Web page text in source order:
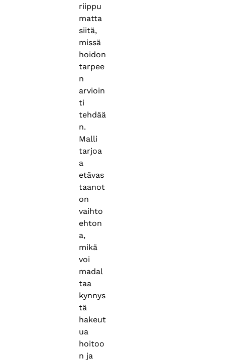
riippu
matta
siitä,
missä
hoidon
tarpee
n
arvioin
ti
tehdää
n.
Malli
tarjoa
a
etävas
taanot
on
vaihto
ehton
a,
mikä
voi
madal
taa
kynnys
tä
hakeut
ua
hoitoo
n ja